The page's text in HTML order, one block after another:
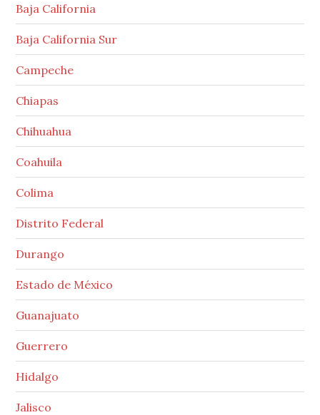
Baja California
Baja California Sur
Campeche
Chiapas
Chihuahua
Coahuila
Colima
Distrito Federal
Durango
Estado de México
Guanajuato
Guerrero
Hidalgo
Jalisco